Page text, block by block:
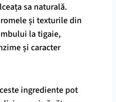
sa naturală.
și texturile din
la tigaie,
și caracter
ingrediente pot